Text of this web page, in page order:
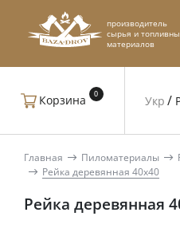
производитель
сырья и
материалов
Укр
Корзина 0
Главная Пиломатериалы
Рейка деревянная 40x40
Рейка деревянная